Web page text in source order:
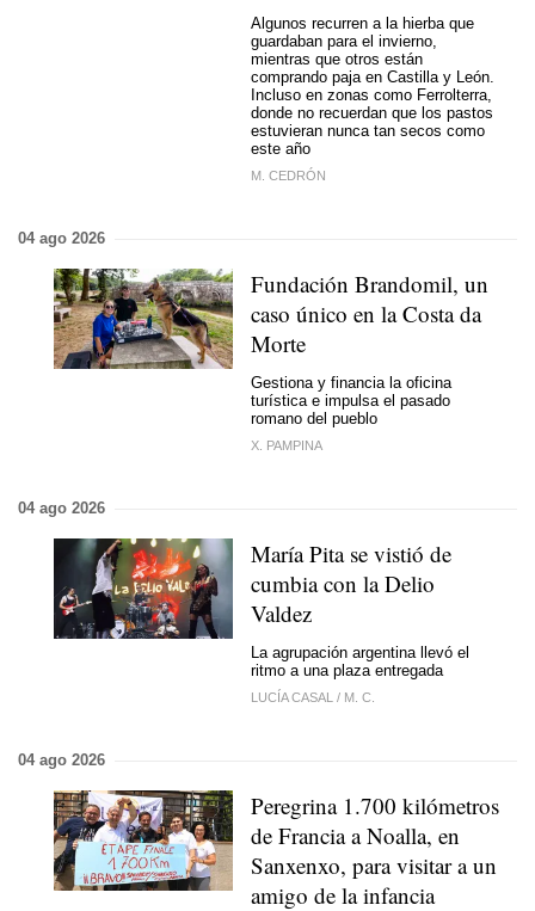
Algunos recurren a la hierba que
guardaban para el invierno,
mientras que otros están
comprando paja en Castilla y León.
Incluso en zonas como Ferrolterra,
donde no recuerdan que los pastos
estuvieran nunca tan secos como
este año
M. CEDRÓN
04 ago 2026
Fundación Brandomil, un
caso único en la Costa da
Morte
Gestiona y financia la oficina
turística e impulsa el pasado
romano del pueblo
X. PAMPINA
04 ago 2026
María Pita se vistió de
cumbia con la Delio
Valdez
La agrupación argentina llevó el
ritmo a una plaza entregada
LUCÍA CASAL / M. C.
04 ago 2026
Peregrina 1.700 kilómetros
de Francia a Noalla, en
Sanxenxo, para visitar a un
amigo de la infancia